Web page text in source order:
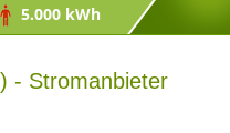
5.000 kWh
- Stromanbieter